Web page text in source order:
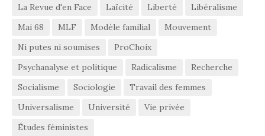
La Revue d'en Face
Laïcité Liberté
Libéralisme
Mai 68
MLF Modèle familial
Mouvement
Ni putes ni soumises
ProChoix
Psychanalyse et politique
Radicalisme
Recherche
Socialisme
Sociologie
Travail des femmes
Universalisme
Université
Vie privée
Études féministes